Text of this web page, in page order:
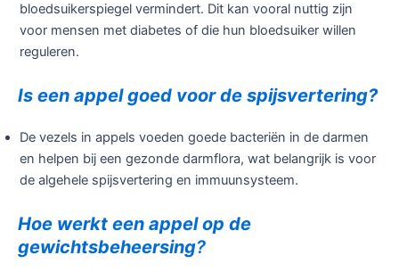
bloedsuikerspiegel vermindert. Dit kan vooral nuttig zijn
voor mensen met diabetes of die hun bloedsuiker willen
reguleren.
Is een appel goed voor de spijsvertering?
De vezels in appels voeden goede bacteriën in de darmen
en helpen bij een gezonde darmflora, wat belangrijk is voor
de algehele spijsvertering en immuunsysteem.
Hoe werkt een appel op de
gewichtsbeheersing?